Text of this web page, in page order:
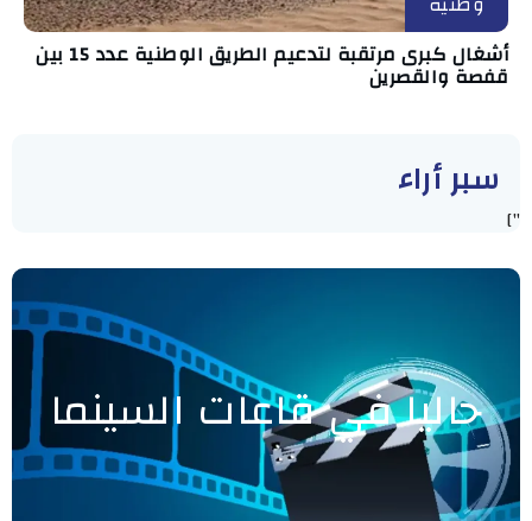
أشغال كبرى مرتقبة لتدعيم الطريق الوطنية عدد 15 بين
قفصة والقصرين
سبر أراء
"]
حاليا في قاعات السينما